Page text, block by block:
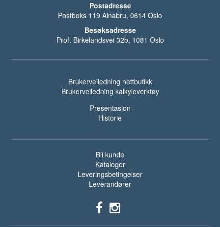
Postadresse
Postboks 119 Alnabru, 0614 Oslo
Besøksadresse
Prof. Birkelandsvei 32b, 1081 Oslo
Brukerveiledning nettbutikk
Brukerveiledning kalkyleverktøy
Presentasjon
Historie
Bli kunde
Kataloger
Leveringsbetingelser
Leverandører